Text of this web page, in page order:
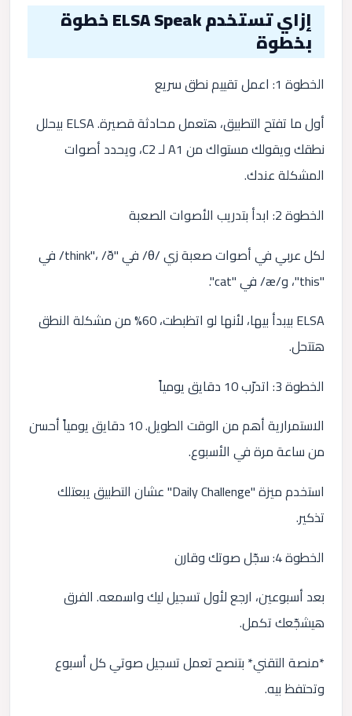
إزاي تستخدم ELSA Speak خطوة
بخطوة
الخطوة 1: اعمل تقييم نطق سريع
أول ما تفتح التطبيق، هتعمل محادثة قصيرة. ELSA بيحلل
نطقك ويقولك مستواك من A1 لـ C2، ويحدد أصوات
المشكلة عندك.
الخطوة 2: ابدأ بتدريب الأصوات الصعبة
لكل عربي في أصوات صعبة زي /θ/ في "think"، /ð/ في
"this"، و/æ/ في "cat".
ELSA بيبدأ بيها، لأنها لو اتظبطت، 60% من مشكلة النطق
هتتحل.
الخطوة 3: اتدرّب 10 دقايق يومياً
الاستمرارية أهم من الوقت الطويل. 10 دقايق يومياً أحسن
من ساعة مرة في الأسبوع.
استخدم ميزة "Daily Challenge" عشان التطبيق يبعتلك
تذكير.
الخطوة 4: سجّل صوتك وقارن
بعد أسبوعين، ارجع لأول تسجيل ليك واسمعه. الفرق
هيشجّعك تكمل.
*منصة التقني* بتنصح تعمل تسجيل صوتي كل أسبوع
وتحتفظ بيه.